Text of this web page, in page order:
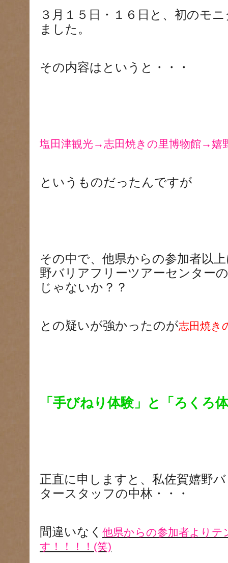
３月１５日・１６日と、初のモ
ました。
その内容はというと・・・
塩田津観光→志田焼きの里博物館→嬉
というものだったんですが
その中で、他県からの参加者以
野バリアフリーツアーセンター
じゃないか？？
との疑いが強かったのが志田焼き
「手びねり体験」と「ろくろ
正直に申しますと、私佐賀嬉野
タースタッフの中林・・・
間違いなく 他県からの参加者より
す！！！！(笑)